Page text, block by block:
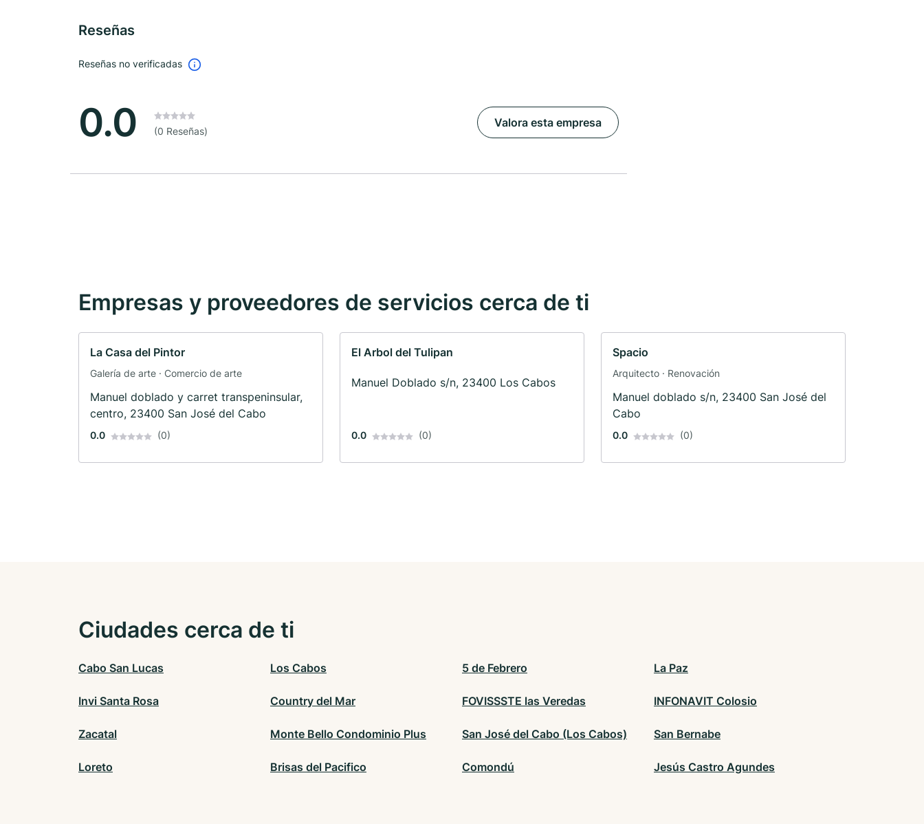
Reseñas
Reseñas no verificadas
0.0 (0 Reseñas)
Valora esta empresa
Empresas y proveedores de servicios cerca de ti
La Casa del Pintor
Galería de arte · Comercio de arte
Manuel doblado y carret transpeninsular,
centro, 23400 San José del Cabo
0.0 (0)
El Arbol del Tulipan
Manuel Doblado s/n, 23400 Los Cabos
0.0 (0)
Spacio
Arquitecto · Renovación
Manuel doblado s/n, 23400 San José del
Cabo
0.0 (0)
Ciudades cerca de ti
Cabo San Lucas Los Cabos 5 de Febrero La Paz
Invi Santa Rosa Country del Mar FOVISSSTE las Veredas INFONAVIT Colosio
Zacatal Monte Bello Condominio Plus San José del Cabo (Los Cabos) San Bernabe
Loreto Brisas del Pacifico Comondú Jesús Castro Agundes